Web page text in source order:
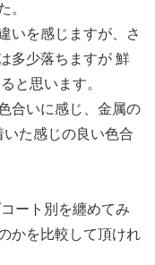
。
いを感じますが、さ
多少落ちますが 鮮
と思います。
合いに感じ、金属の
た感じの良い色合
ート別を纏めてみ
かを比較して頂けれ